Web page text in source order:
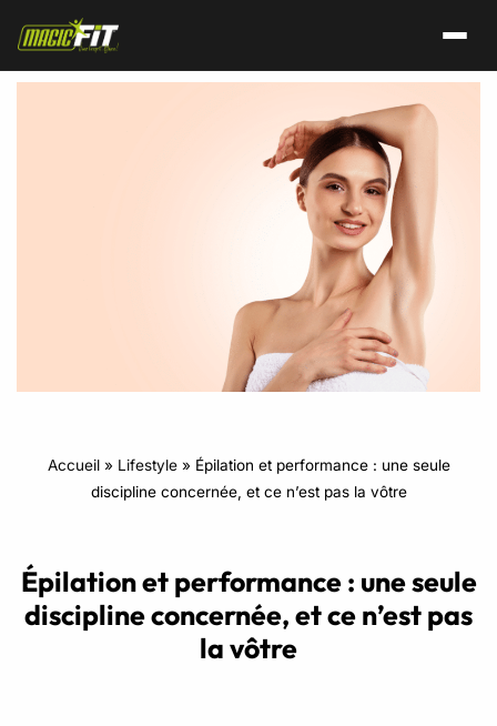
Accueil» Lifestyle» Épilation et performance : une seule
discipline concernée, et ce n’est pas la vôtre
Épilation et performance : une seule
discipline concernée, et ce n’est pas
la vôtre